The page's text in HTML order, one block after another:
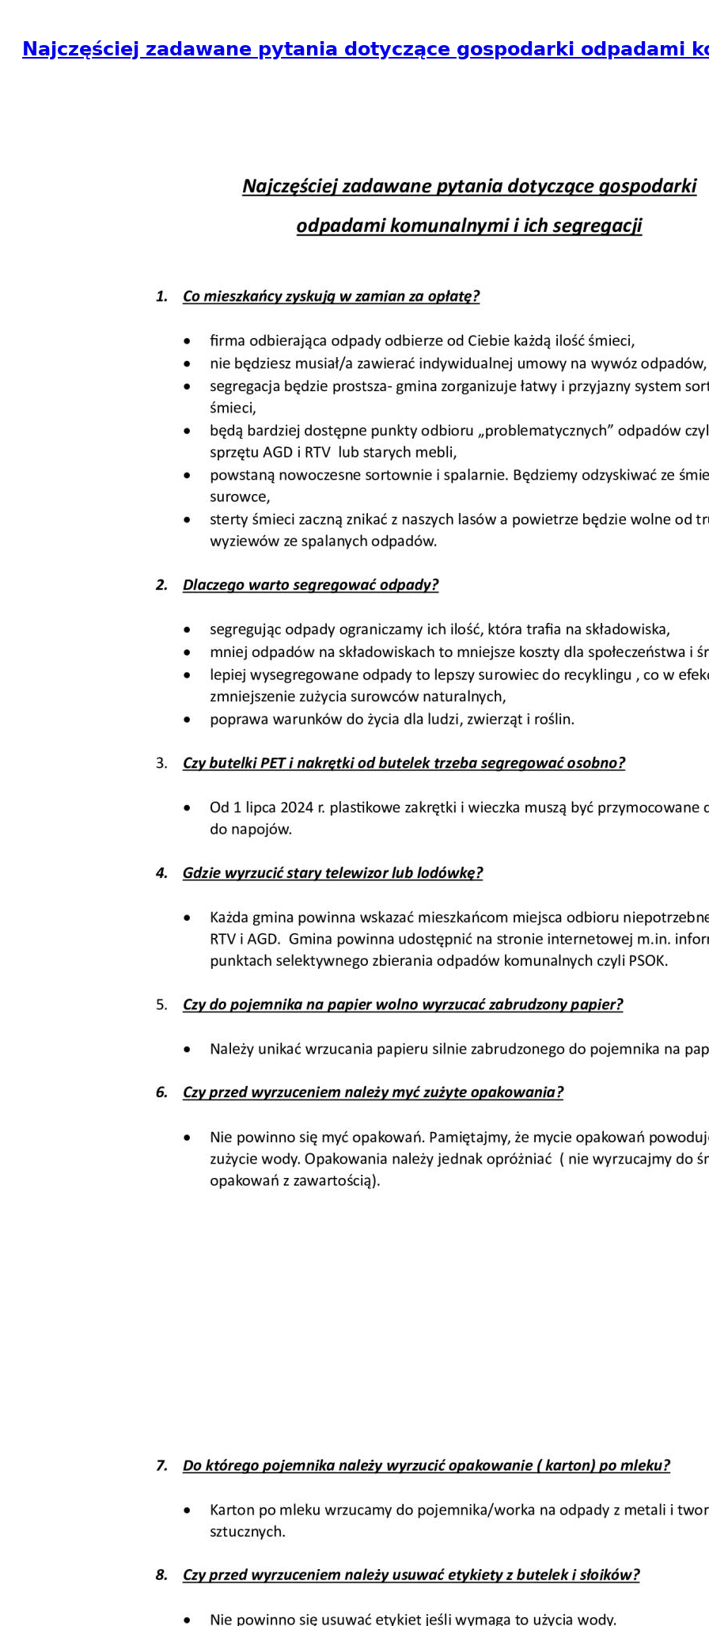
Najczęściej zadawane pytania dotyczące gospodarki odpadami